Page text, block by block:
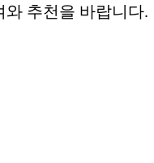
추천을 바랍니다.